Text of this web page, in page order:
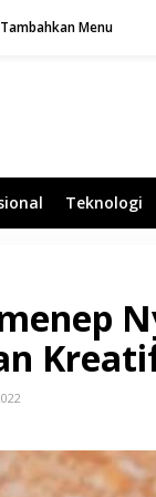
Tambahkan Menu
Teknologi